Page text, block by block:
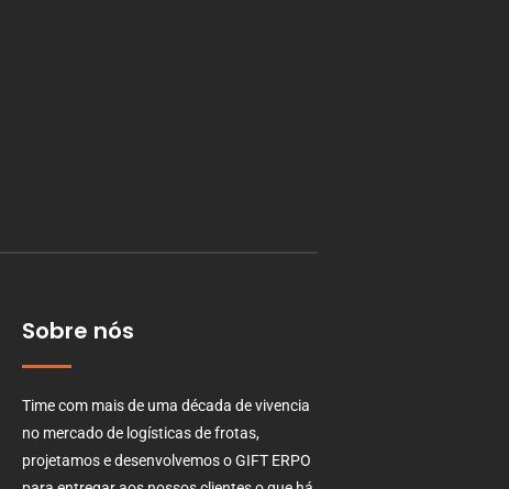
Sobre nós
Time com mais de uma década de vivencia
no mercado de logísticas de frotas,
projetamos e desenvolvemos o GIFT ERPO